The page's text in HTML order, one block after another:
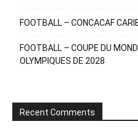
FOOTBALL – CONCACAF
FOOTBALL – COUPE DU
OLYMPIQUES DE 2028
Recent Comments